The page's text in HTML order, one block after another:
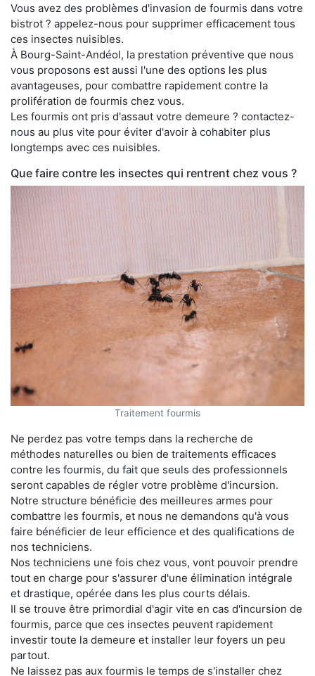
Vous avez des problèmes d'invasion de fourmis dans votre
bistrot ? appelez-nous pour supprimer efficacement tous
ces insectes nuisibles.
À Bourg-Saint-Andéol, la prestation préventive que nous
vous proposons est aussi l'une des options les plus
avantageuses, pour combattre rapidement contre la
prolifération de fourmis chez vous.
Les fourmis ont pris d'assaut votre demeure ? contactez-
nous au plus vite pour éviter d'avoir à cohabiter plus
longtemps avec ces nuisibles.
Que faire contre les insectes qui rentrent chez vous ?
Traitement fourmis
Ne perdez pas votre temps dans la recherche de
méthodes naturelles ou bien de traitements efficaces
contre les fourmis, du fait que seuls des professionnels
seront capables de régler votre problème d'incursion.
Notre structure bénéficie des meilleures armes pour
combattre les fourmis, et nous ne demandons qu'à vous
faire bénéficier de leur efficience et des qualifications de
nos techniciens.
Nos techniciens une fois chez vous, vont pouvoir prendre
tout en charge pour s'assurer d'une élimination intégrale
et drastique, opérée dans les plus courts délais.
Il se trouve être primordial d'agir vite en cas d'incursion de
fourmis, parce que ces insectes peuvent rapidement
investir toute la demeure et installer leur foyers un peu
partout.
Ne laissez pas aux fourmis le temps de s'installer chez